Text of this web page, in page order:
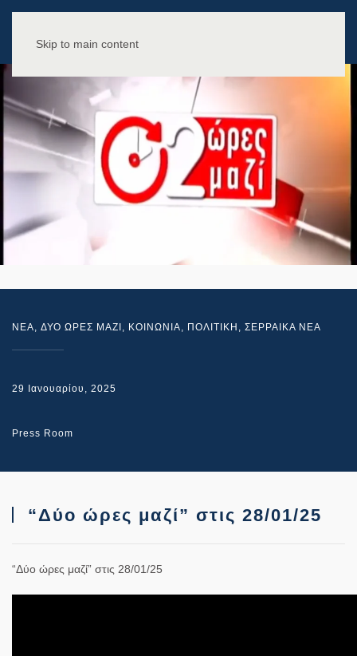
Skip to main content
NEA, ΔΥΟ ΩΡΕΣ ΜΑΖΙ , ΚΟΙΝΩΝΙΑ, ΠΟΛΙΤΙΚΗ , ΣΕΡΡΑΙΚΑ ΝΕΑ
29 Ιανουαρίου, 2025
Press Room
“Δύο ώρες μαζί” στις 28/01/25
“Δύο ώρες μαζί” στις 28/01/25